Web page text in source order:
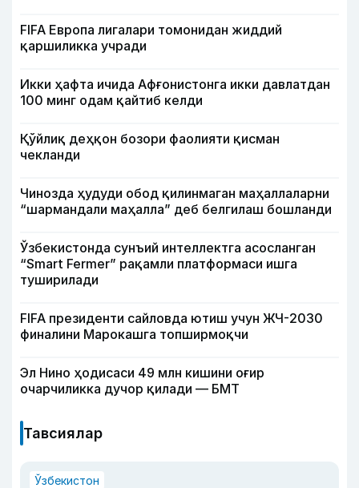
FIFA Европа лигалари томонидан жиддий
қаршиликка учради
Икки ҳафта ичида Афғонистонга икки давлатдан
100 минг одам қайтиб келди
Қўйлиқ деҳқон бозори фаолияти қисман
чекланди
Чинозда ҳудуди обод қилинмаган маҳаллаларни
“шармандали маҳалла” деб белгилаш бошланди
Ўзбекистонда сунъий интеллектга асосланган
“Smart Fermer” рақамли платформаси ишга
туширилади
FIFA президенти сайловда ютиш учун ЖЧ-2030
финалини Марокашга топширмоқчи
Эл Нино ҳодисаси 49 млн кишини оғир
очарчиликка дучор қилади — БМТ
Тавсиялар
Ўзбекистон